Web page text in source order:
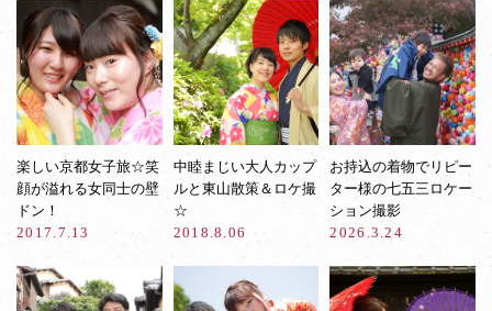
楽しい京都女子旅☆笑
顔が溢れる女同士の壁
ドン！
2017.7.13
中睦まじい大人カップ
ルと東山散策＆ロケ撮
☆
2018.8.06
お持込の着物でリピー
ター様の七五三ロケー
ション撮影
2026.3.24